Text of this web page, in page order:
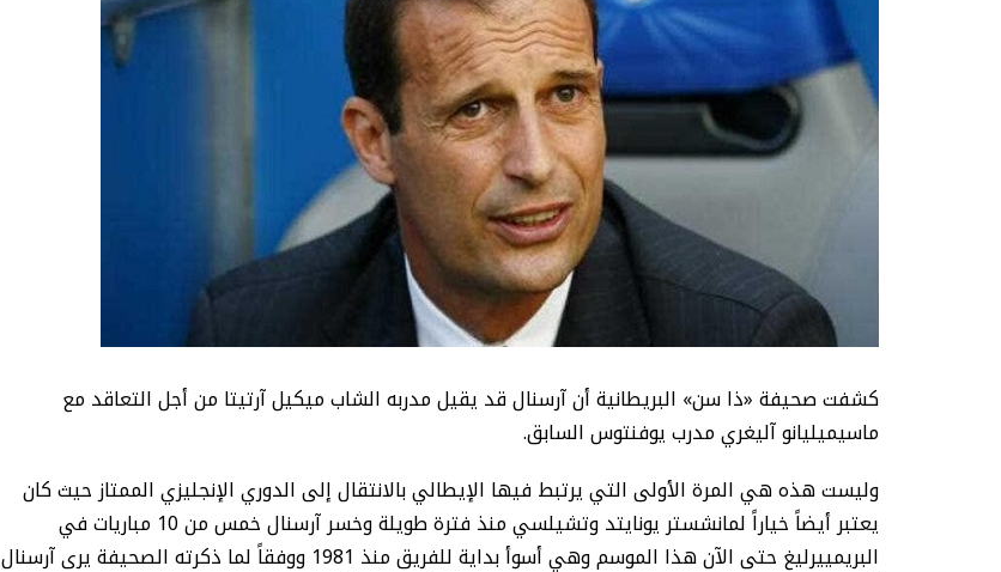
كشفت صحيفة «ذا سن» البريطانية أن آرسنال قد يقيل مدربه الشاب ميكيل آرتيتا من أجل التعاقد مع
ماسيميليانو آليغري مدرب يوفنتوس السابق.
وليست هذه هي المرة الأولى التي يرتبط فيها الإيطالي بالانتقال إلى الدوري الإنجليزي الممتاز حيث كان
يعتبر أيضاً خياراً لمانشستر يونايتد وتشيلسي منذ فترة طويلة وخسر آرسنال خمس من 10 مباريات في
البريمييرليغ حتى الآن هذا الموسم وهي أسوأ بداية للفريق منذ 1981 ووفقاً لما ذكرته الصحيفة يرى آرسنال